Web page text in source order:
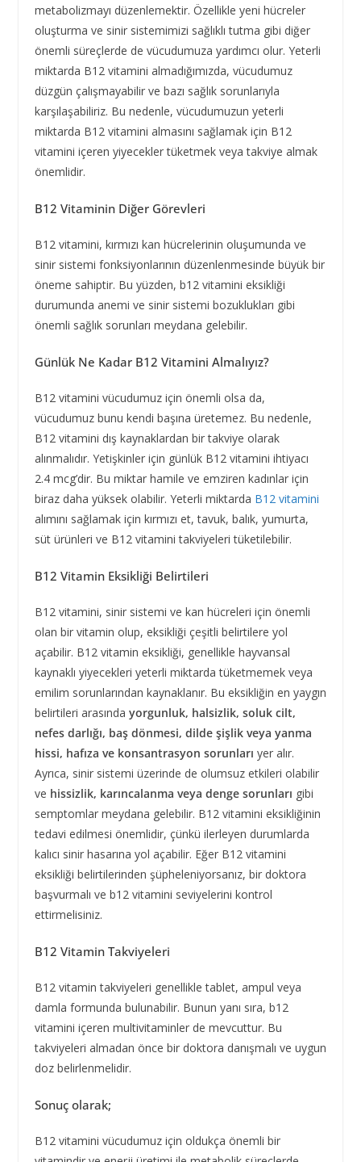
metabolizmayı düzenlemektir. Özellikle yeni hücreler
oluşturma ve sinir sistemimizi sağlıklı tutma gibi diğer
önemli süreçlerde de vücudumuza yardımcı olur. Yeterli
miktarda B12 vitamini almadığımızda, vücudumuz
düzgün çalışmayabilir ve bazı sağlık sorunlarıyla
karşılaşabiliriz. Bu nedenle, vücudumuzun yeterli
miktarda B12 vitamini almasını sağlamak için B12
vitamini içeren yiyecekler tüketmek veya takviye almak
önemlidir.
B12 Vitaminin Diğer Görevleri
B12 vitamini, kırmızı kan hücrelerinin oluşumunda ve
sinir sistemi fonksiyonlarının düzenlenmesinde büyük bir
öneme sahiptir. Bu yüzden, b12 vitamini eksikliği
durumunda anemi ve sinir sistemi bozuklukları gibi
önemli sağlık sorunları meydana gelebilir.
Günlük Ne Kadar B12 Vitamini Almalıyız?
B12 vitamini vücudumuz için önemli olsa da,
vücudumuz bunu kendi başına üretemez. Bu nedenle,
B12 vitamini dış kaynaklardan bir takviye olarak
alınmalıdır. Yetişkinler için günlük B12 vitamini ihtiyacı
2.4 mcg’dir. Bu miktar hamile ve emziren kadınlar için
biraz daha yüksek olabilir. Yeterli miktarda B12 vitamini
alımını sağlamak için kırmızı et, tavuk, balık, yumurta,
süt ürünleri ve B12 vitamini takviyeleri tüketilebilir.
B12 Vitamin Eksikliği Belirtileri
B12 vitamini, sinir sistemi ve kan hücreleri için önemli
olan bir vitamin olup, eksikliği çeşitli belirtilere yol
açabilir. B12 vitamin eksikliği, genellikle hayvansal
kaynaklı yiyecekleri yeterli miktarda tüketmemek veya
emilim sorunlarından kaynaklanır. Bu eksikliğin en yaygın
belirtileri arasında yorgunluk, halsizlik, soluk cilt,
nefes darlığı, baş dönmesi, dilde şişlik veya yanma
hissi, hafıza ve konsantrasyon sorunları yer alır.
Ayrıca, sinir sistemi üzerinde de olumsuz etkileri olabilir
ve hissizlik, karıncalanma veya denge sorunları gibi
semptomlar meydana gelebilir. B12 vitamini eksikliğinin
tedavi edilmesi önemlidir, çünkü ilerleyen durumlarda
kalıcı sinir hasarına yol açabilir. Eğer B12 vitamini
eksikliği belirtilerinden şüpheleniyorsanız, bir doktora
başvurmalı ve b12 vitamini seviyelerini kontrol
ettirmelisiniz.
B12 Vitamin Takviyeleri
B12 vitamin takviyeleri genellikle tablet, ampul veya
damla formunda bulunabilir. Bunun yanı sıra, b12
vitamini içeren multivitaminler de mevcuttur. Bu
takviyeleri almadan önce bir doktora danışmalı ve uygun
doz belirlenmelidir.
Sonuç olarak;
B12 vitamini vücudumuz için oldukça önemli bir